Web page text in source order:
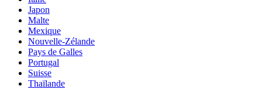
Japon
Malte
Mexique
Nouvelle-Zélande
Pays de Galles
Portugal
Suisse
Thaïlande